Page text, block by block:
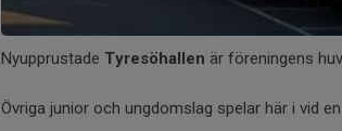
Nyupprustade Tyresöhallen är föreningens
Övriga junior och ungdomslag spelar här i vid